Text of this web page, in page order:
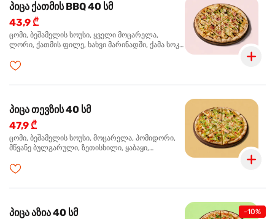
პიცა ქათმის BBQ 40 სმ
43,9 ₾
ცომი, ბეშამელის სოუსი, ყველი მოცარელა,
ლორი, ქათმის ფილე, ხახვი მარინადში, ქამა სოკო
პიცა თევზის 40 სმ
47,9 ₾
ცომი, ბეშამელის სოუსი, მოცარელა, პომიდორი,
მწვანე ბულგარული, ზეთისხილი, ყაბაყი,
ორეგანო
-10%
პიცა აზია 40 სმ